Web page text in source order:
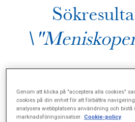
Genom att klicka på "acceptera alla cookies"
cookies på din enhet för att förbättra
analysera webbplatsens användning och bistå
marknadsföringsinsatser. Cookie-policy